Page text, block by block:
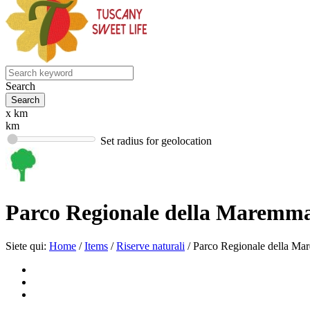
Search
x km
km
Set radius for geolocation
Parco Regionale della
Siete qui: Home / Items / Riserve naturali / Parco Regionale della